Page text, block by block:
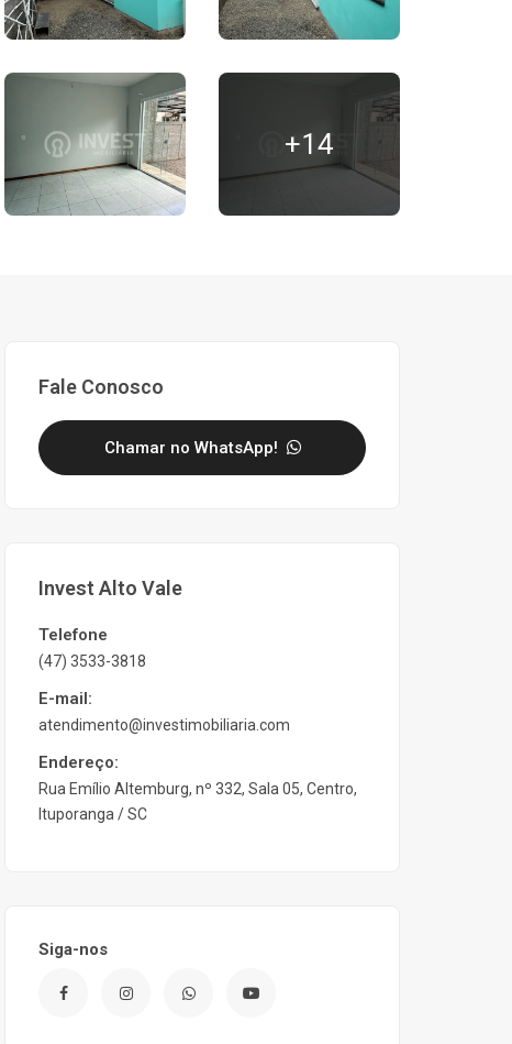
+14
Fale Conosco
Chamar no WhatsApp!
Invest Alto Vale
Telefone
(47) 3533-3818
E-mail:
atendimento@investimobiliaria.com
Endereço:
Rua Emílio Altemburg, nº 332, Sala 05, Centro,
Ituporanga / SC
Siga-nos